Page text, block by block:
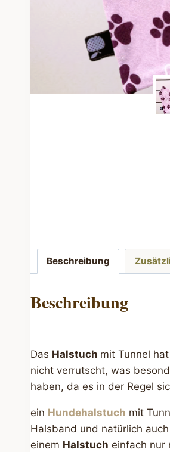
Beschreibung
Beschreibung
Das Halstuch mit Tunnel
nicht verrutscht, was
haben, da es in der Regel
ein Hundehalstuch mit
Halsband und natürlich
einem Halstuch einfach nur